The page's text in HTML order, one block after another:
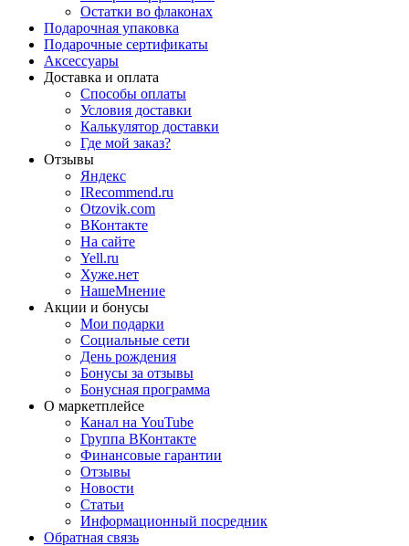
Остатки во флаконах
Подарочная упаковка
Подарочные сертификаты
Аксессуары
Доставка и оплата
Способы оплаты
Условия доставки
Калькулятор доставки
Где мой заказ?
Отзывы
Яндекс
IRecommend.ru
Otzovik.com
ВКонтакте
На сайте
Yell.ru
Хуже.нет
НашеМнение
Акции и бонусы
Мои подарки
Социальные сети
День рождения
Бонусы за отзывы
Бонусная программа
О маркетплейсе
Канал на YouTube
Группа ВКонтакте
Финансовые гарантии
Отзывы
Новости
Статьи
Информационный посредник
Обратная связь